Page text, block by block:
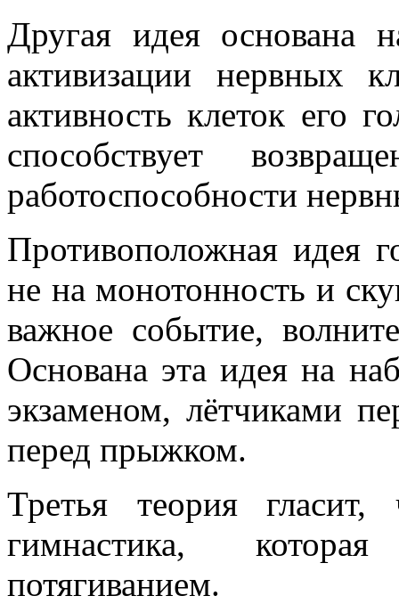
Другая идея основана
активизации нервных
активность клеток его
способствует
работоспособности
Противоположная идея
не на монотонность и
важное событие,
Основана эта идея на
экзаменом, лётчиками
перед прыжком.
Третья теория
гимнастика,
потягиванием.